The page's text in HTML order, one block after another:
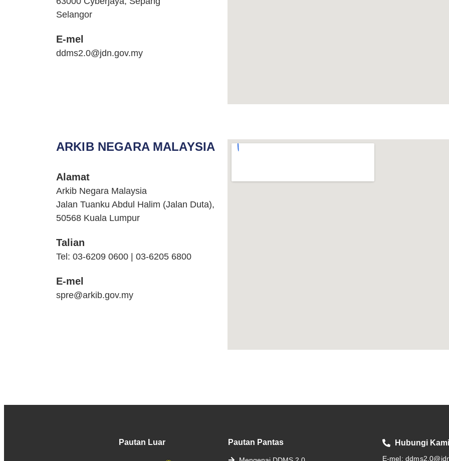
Selangor
E-mel
ddms2.0@jdn.gov.my
ARKIB NEGARA MALAYSIA
Alamat
Arkib Negara Malaysia
Jalan Tuanku Abdul Halim (Jalan Duta),
50568 Kuala Lumpur
Talian
Tel: 03-6209 0600 | 03-6205 6800
E-mel
spre@arkib.gov.my
Pautan Luar Pautan Pantas Hubungi Kami
E-mel: